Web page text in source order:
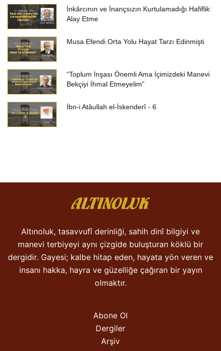
İnkârcının ve İnançsızın Kurtulamadığı Hafiflik:
Alay Etme
Musa Efendi Orta Yolu Hayat Tarzı Edinmişti
“Toplum İnşası Önemli Ama İçimizdeki Manevi
Bekçiyi İhmal Etmeyelim”
İbn-i Atâullah el-İskenderî - 6
Altınoluk, tasavvufî derinliği, sahih dinî bilgiyi ve
manevi terbiyeyi aynı çizgide buluşturan köklü bir
dergidir. Gayesi; kalbe hitap eden, hayata yön veren ve
insanı hakka, hayra ve güzelliğe çağıran bir yayın
olmaktır.
Abone Ol
Dergiler
Arşiv